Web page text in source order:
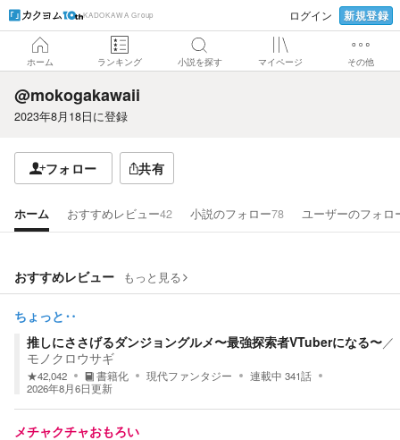
KADOKAWA Group ログイン 新規登録
ホーム ランキング 小説を探す マイページ その他
@mokogakawaii
2023年8月18日に登録
フォロー 共有
ホーム おすすめレビュー42 小説のフォロー78 ユーザーのフォロ
おすすめレビュー もっと見る
ちょっと‥
推しにささげるダンジョングルメ〜最強探索者VTuberになる〜／
モノクロウサギ
★42,042 書籍化 現代ファンタジー 連載中 341話
2026年8月6日更新
メチャクチャおもろい